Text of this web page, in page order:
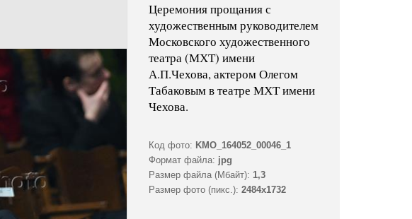
Церемония прощания с
художественным руководителем
Московского художественного
театра (МХТ) имени
А.П.Чехова, актером Олегом
Табаковым в театре МХТ имени
Чехова.
Код фото: KMO_164052_00046_1
Формат файла: jpg
Размер файла (Мбайт): 1,3
Размер фото (пикс.): 2484x1732